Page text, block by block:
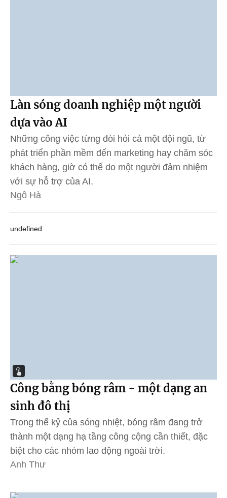
Làn sóng doanh nghiệp một người
dựa vào AI
Những công việc từng đòi hỏi cả một đội ngũ, từ
phát triển phần mềm đến marketing hay chăm sóc
khách hàng, giờ có thể do một người đảm nhiệm
với sự hỗ trợ của AI.
Ngô Hà
undefined
Công bằng bóng râm - một dạng an
sinh đô thị
Trong thế kỷ của sóng nhiệt, bóng râm đang trở
thành một dạng hạ tầng công cộng cần thiết, đặc
biệt cho các nhóm lao động ngoài trời.
Anh Thư